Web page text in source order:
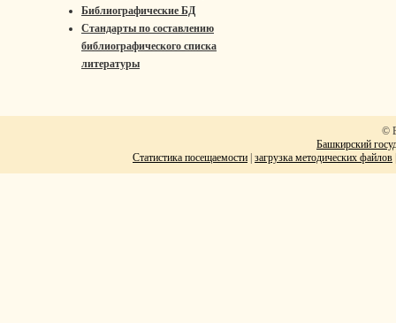
Библиографические БД
Стандарты по составлению
библиографического списка
литературы
©
Башкирский
Статистика посещаемости загрузка методических файлов